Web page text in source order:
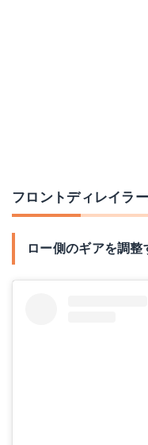
フロントディレイラ
ロー側のギアを調